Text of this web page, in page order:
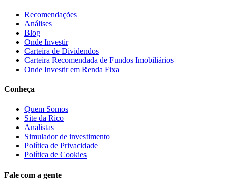
Recomendações
Análises
Blog
Onde Investir
Carteira de Dividendos
Carteira Recomendada de Fundos Imobiliários
Onde Investir em Renda Fixa
Conheça
Quem Somos
Site da Rico
Analistas
Simulador de investimento
Política de Privacidade
Política de Cookies
Fale com a gente